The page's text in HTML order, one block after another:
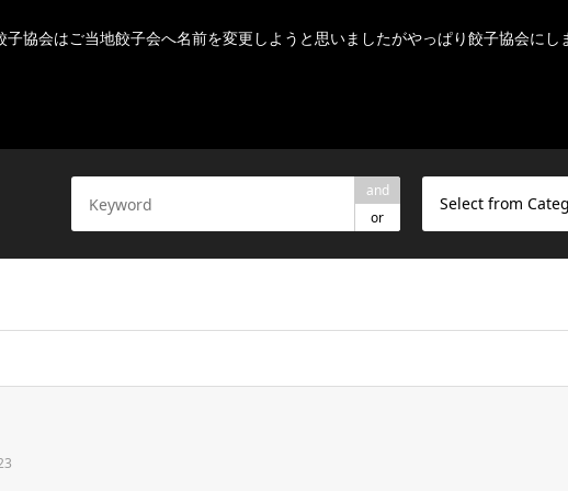
子協会はご当地餃子会へ名前を変更しようと思いましたがやっぱり餃子協会に
and
or
Select from